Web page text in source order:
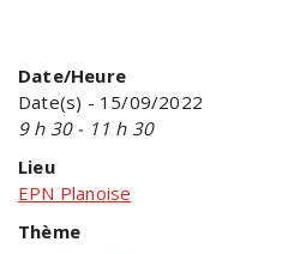
Date/Heure
Date(s) - 15/09/2022
9 h 30 - 11 h 30
Lieu
EPN Planoise
Thème